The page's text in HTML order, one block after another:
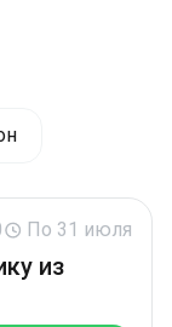
По 31 июля
из